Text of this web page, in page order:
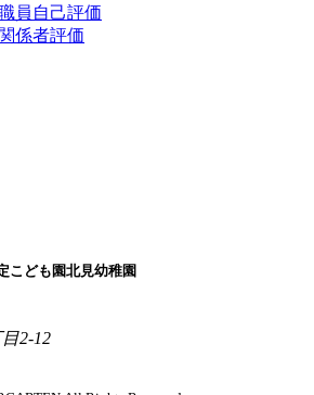
員自己評価
係者評価
こども園北見幼稚園
2-12